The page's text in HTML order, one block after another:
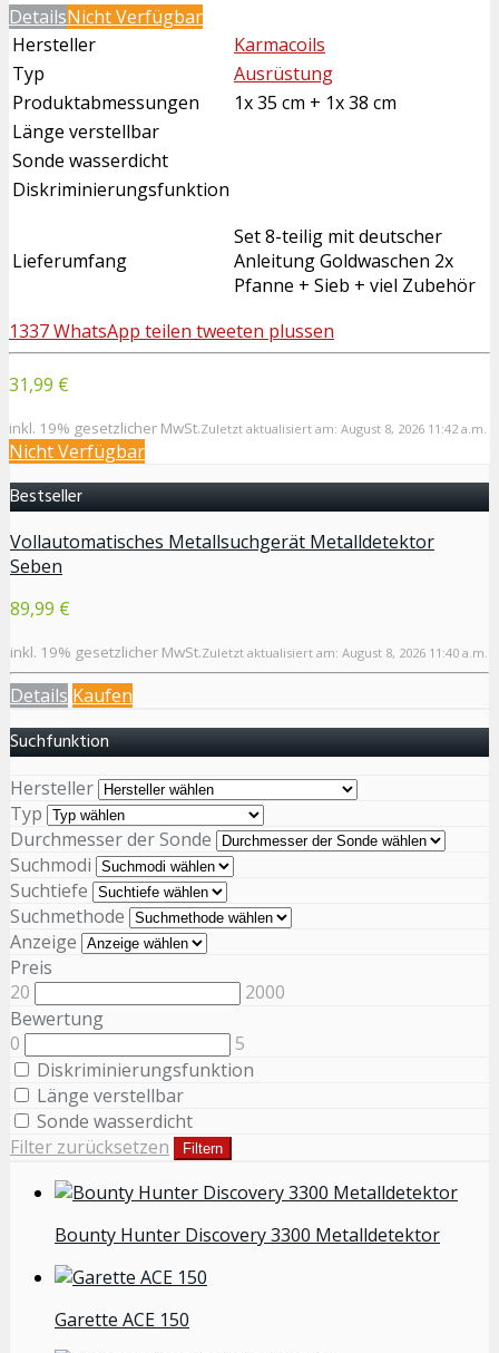
DetailsNicht Verfügbar
Hersteller
Karmacoils
Typ
Ausrüstung
Produktabmessungen
1x 35 cm + 1x 38 cm
Länge verstellbar
Sonde wasserdicht
Diskriminierungsfunktion
Lieferumfang
Set 8-teilig mit deutscher
Anleitung Goldwaschen 2x
Pfanne + Sieb + viel Zubehör
1337WhatsApp teilen tweeten plussen
31,99 €
inkl. 19% gesetzlicher MwSt.Zuletzt aktualisiert am: August 8, 2026 11:42 a.m.
Nicht Verfügbar
Bestseller
Vollautomatisches Metallsuchgerät Metalldetektor
Seben
89,99 €
inkl. 19% gesetzlicher MwSt.Zuletzt aktualisiert am: August 8, 2026 11:40 a.m.
Details Kaufen
Suchfunktion
Hersteller
Typ
Durchmesser der Sonde
Suchmodi
Suchtiefe
Suchmethode
Anzeige
Preis
20
2000
Bewertung
0
5
Diskriminierungsfunktion
Länge verstellbar
Sonde wasserdicht
Filter zurücksetzen
Filtern
Bounty Hunter Discovery 3300 Metalldetektor
Garette ACE 150